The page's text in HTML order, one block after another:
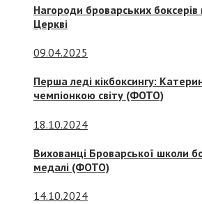
Нагороди броварських боксерів
Церкві
09.04.2025
Перша леді кікбоксингу:
чемпіонкою світу (ФОТО)
18.10.2024
Вихованці Броварської школи
медалі (ФОТО)
14.10.2024